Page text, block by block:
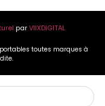
toutes marques à
parVIIXDIGITAL